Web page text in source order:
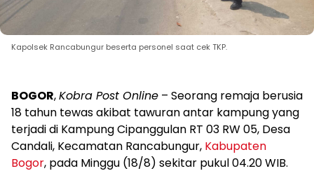
Kapolsek Rancabungur beserta personel saat cek TKP.
BOGOR,Kobra Post Online – Seorang remaja berusia
18 tahun tewas akibat tawuran antar kampung yang
terjadi di Kampung Cipanggulan RT 03 RW 05, Desa
Candali, Kecamatan Rancabungur, Kabupaten
Bogor, pada Minggu (18/8) sekitar pukul 04.20 WIB.